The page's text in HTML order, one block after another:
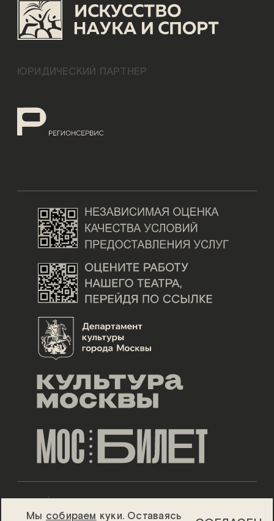
ЮРИДИЧЕСКИЙ ПАРТНЕР
ДИЗАЙН ESH GRUPPA
Мы собираем куки. Оставаясь